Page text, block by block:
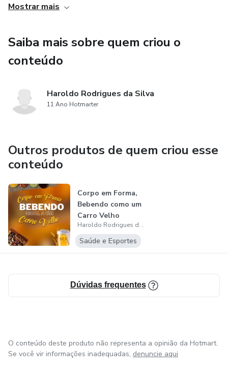
o que pode ser uma grande vantagem para quem não
um local de treino.
4. Resultados efetivos: seguindo as orientações do
efetiva e duradoura, o que pode ser uma grande vantagem
para quem já tentou diversas estratégias sem sucesso.
Mostrar mais
Saiba mais sobre quem criou o
conteúdo
Haroldo Rodrigues da Silva
11 Ano Hotmarter
Outros produtos de quem criou esse
conteúdo
Corpo em Forma,
Bebendo como um
Carro Velho
Haroldo Rodrigues da Silva
Saúde e Esportes
Dúvidas frequentes
O conteúdo deste produto não representa a opinião da Hotmart.
Se você vir informações inadequadas, denuncie aqui